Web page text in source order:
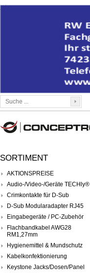
SORTIMENT
AKTIONSPREISE
Audio-/Video-/Geräte TECHly®
Crimkontakte für D-Sub
D-Sub Modularadapter RJ45
Eingabegeräte / PC-Zubehör
Flachbandkabel AWG28
RM1,27mm
Hygienemittel & Mundschutz
Kabelkonfektionierung
Keystone Jacks/Dosen/Panel